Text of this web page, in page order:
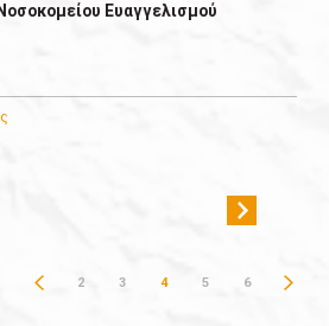
Ευαγγελισμού
2 3 4 5 6